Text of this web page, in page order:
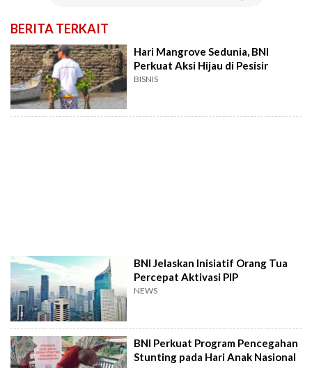
BERITA TERKAIT
Hari Mangrove Sedunia, BNI
Perkuat Aksi Hijau di Pesisir
BISNIS
BNI Jelaskan Inisiatif Orang Tua
Percepat Aktivasi PIP
NEWS
BNI Perkuat Program Pencegahan
Stunting pada Hari Anak Nasional